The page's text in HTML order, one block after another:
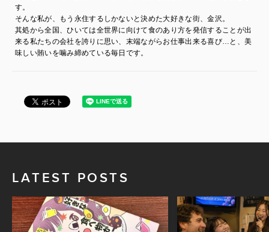
す。
そんな私が、もう永住するしかないと決めた大好きな街、金沢。
其処から全国、ひいては全世界に向けて食のあり方を発信することが出
来る私たちの会社を誇りに思い、末端ながらお仕事出来る喜び…と、美
味しい賄いを噛み締めている毎日です。
LATEST POSTS